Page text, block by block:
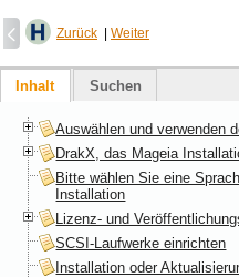
Zurück Weiter
Inhalt Suchen
Auswählen und verwenden
DrakX, das Mageia
Bitte wählen Sie eine
Installation
Lizenz- und
SCSI-Laufwerke einrichten
Installation oder